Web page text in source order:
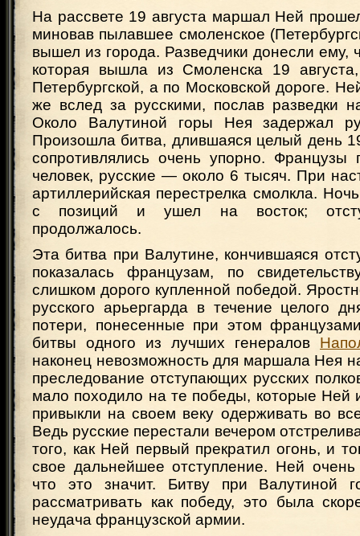
На рассвете 19 августа маршал Ней
миновав пылавшее смоленское
вышел из города. Разведчики донесли ему,
которая вышла из Смоленска 19
Петербургской, а по Московской дороге.
же вслед за русскими, послав разведки
Около Валутиной горы Нея задержал
Произошла битва, длившаяся целый день
сопротивлялись очень упорно. Французы
человек, русские — около 6 тысяч. При
артиллерийская перестрелка смолкла.
с позиций и ушел на восток;
продолжалось.
Эта битва при Валутине, кончившаяся
показалась французам, по
слишком дорого купленной победой.
русского арьергарда в течение целого
потери, понесенные при этом
битвы одного из лучших генералов
наконец невозможность для маршала Нея
преследование отступающих русских
мало походило на те победы, которые Ней
привыкли на своем веку одерживать во
Ведь русские перестали вечером
того, как Ней первый прекратил огонь, и
свое дальнейшее отступление. Ней
что это значит. Битву при Валутиной
рассматривать как победу, это была
неудача французской армии.